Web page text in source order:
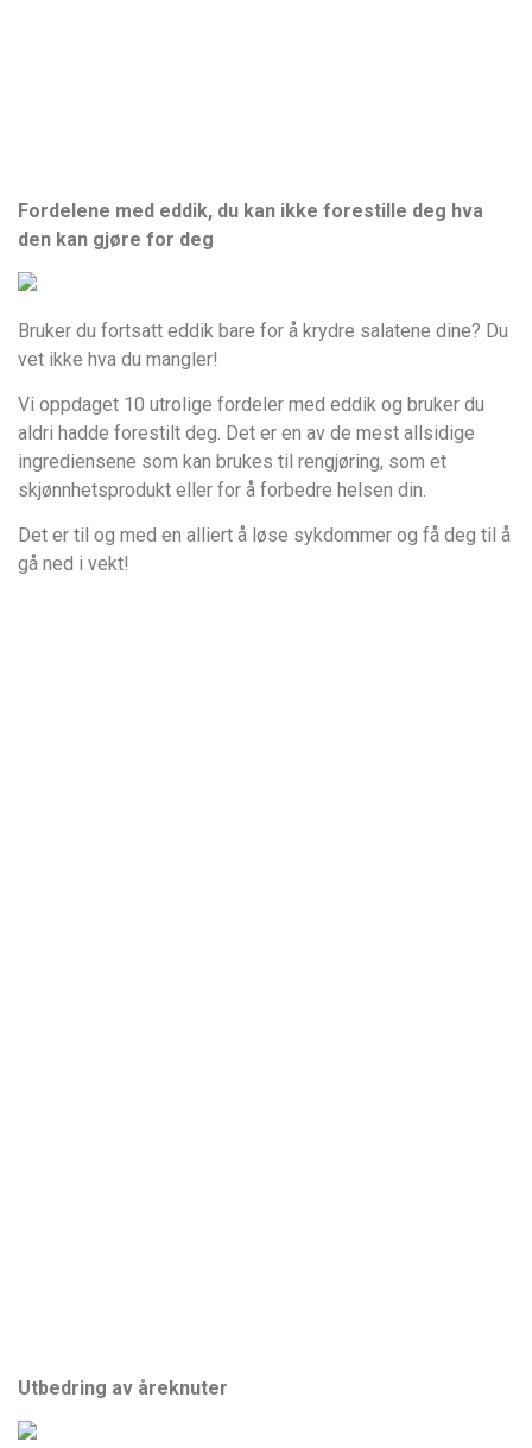
Fordelene med eddik, du kan ikke forestille deg hva
den kan gjøre for deg
Bruker du fortsatt eddik bare for å krydre salatene dine? Du
vet ikke hva du mangler!
Vi oppdaget 10 utrolige fordeler med eddik og bruker du
aldri hadde forestilt deg. Det er en av de mest allsidige
ingrediensene som kan brukes til rengjøring, som et
skjønnhetsprodukt eller for å forbedre helsen din.
Det er til og med en alliert å løse sykdommer og få deg til å
gå ned i vekt!
Utbedring av åreknuter